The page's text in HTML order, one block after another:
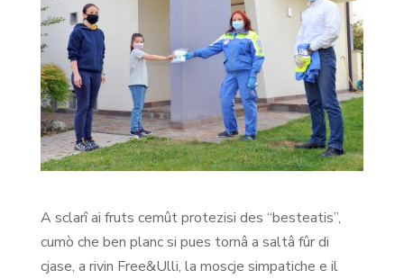
A sclarî ai fruts cemût protezisi des “besteatis”,
cumò che ben planc si pues tornâ a saltâ fûr di
cjase, a rivin Free&Ulli, la moscje simpatiche e il